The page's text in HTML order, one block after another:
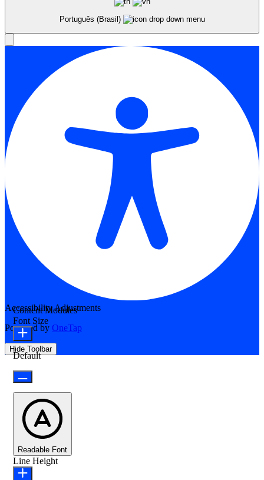
Português (Brasil)
Accessibility Adjustments
Powered by OneTap
Hide Toolbar
Content Modules
Font Size
Default
Readable Font
Line Height